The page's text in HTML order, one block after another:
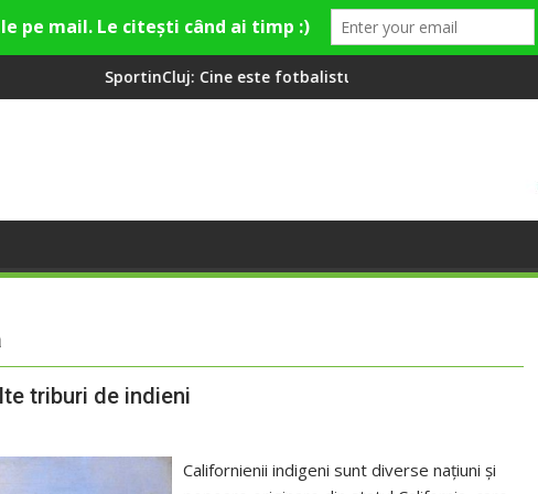
Cine este fotbalistul cu două diplome care a învățat româna la
Compania de
triburi de indieni
Californienii indigeni sunt diverse națiuni și